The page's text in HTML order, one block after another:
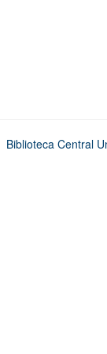
Biblioteca Central